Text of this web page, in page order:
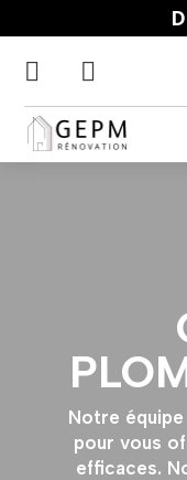
 
Notre
pour vous
efficaces.